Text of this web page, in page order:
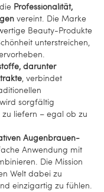
Professionalität,
vereint. Die Marke
Beauty-Produkte
unterstreichen,
darunter
, verbindet
sorgfältig
zu liefern – egal ob zu
Augenbrauen-
Anwendung mit
Die Mission
Welt dabei zu
einzigartig zu fühlen.